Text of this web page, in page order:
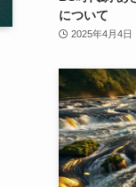
について
2025年4月4日